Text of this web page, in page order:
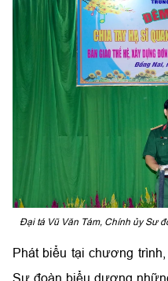
Đại tá Vũ Văn Tám, Chính ủy Sư
Phát biểu tại chương trình,
Sư đoàn biểu dương